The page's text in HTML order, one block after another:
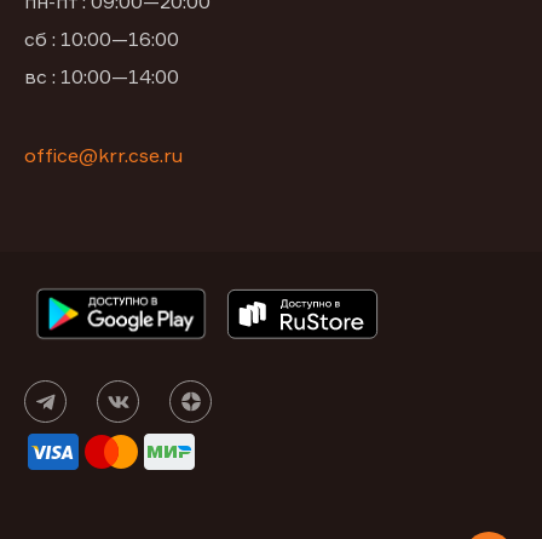
сб : 10:00—16:00
вс : 10:00—14:00
office@krr.cse.ru